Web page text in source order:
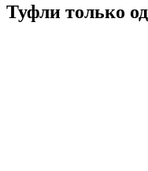
Туфли только